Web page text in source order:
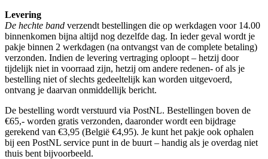
Levering
De hechte band verzendt bestellingen die op werkdagen voor 14.00
binnenkomen bijna altijd nog dezelfde dag. In ieder geval wordt je
pakje binnen 2 werkdagen (na ontvangst van de complete betaling)
verzonden. Indien de levering vertraging oploopt – hetzij door
tijdelijk niet in voorraad zijn, hetzij om andere redenen- of als je
bestelling niet of slechts gedeeltelijk kan worden uitgevoerd,
ontvang je daarvan onmiddellijk bericht.
De bestelling wordt verstuurd via PostNL. Bestellingen boven de
€65,- worden gratis verzonden, daaronder wordt een bijdrage
gerekend van €3,95 (België €4,95). Je kunt het pakje ook ophalen
bij een PostNL service punt in de buurt – handig als je overdag niet
thuis bent bijvoorbeeld.